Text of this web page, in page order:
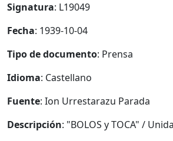
Signatura: L19049
Fecha: 1939-10-04
Tipo de documento: Prensa
Idioma: Castellano
Fuente: Ion Urrestarazu Parada
Descripción: "BOLOS y TOCA" /